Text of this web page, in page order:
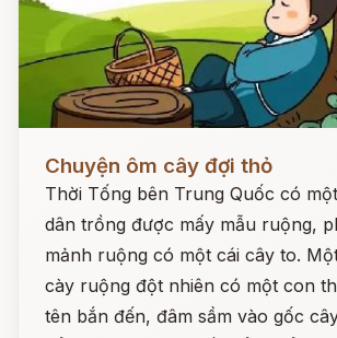
Chuyện ôm cây đợi thỏ
Thời Tống bên Trung Quốc có
dân trồng được mấy mẫu ruộng,
mảnh ruộng có một cái cây to.
cày ruộng đột nhiên có một con
tên bắn đến, đâm sầm vào gốc